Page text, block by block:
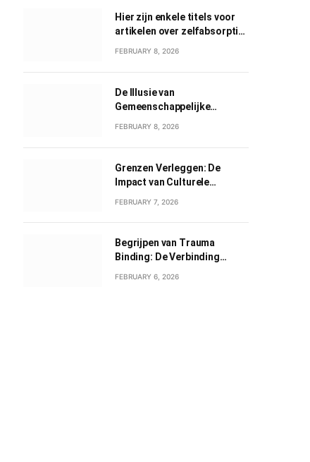
Hier zijn enkele titels voor
artikelen over zelfabsorptie
in het Nederlands:
FEBRUARY 8, 2026
De Illusie van
Gemeenschappelijke
FEBRUARY 8, 2026
Grenzen Verleggen: De
Impact van Culturele
FEBRUARY 7, 2026
Begrijpen van Trauma
Binding: De Verbinding
tussen Geweld en Liefde
FEBRUARY 6, 2026